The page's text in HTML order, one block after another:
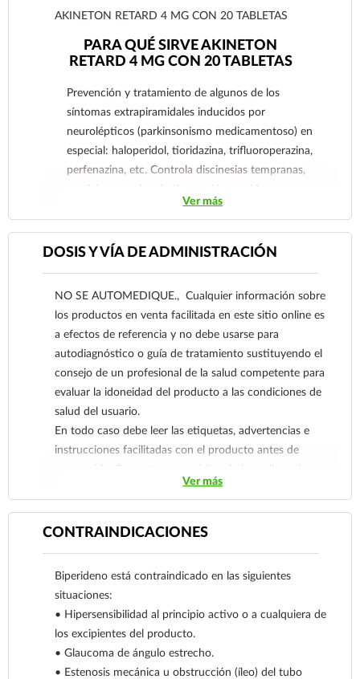
AKINETON RETARD 4 MG CON 20 TABLETAS
PARA QUÉ SIRVE AKINETON
RETARD 4 MG CON 20 TABLETAS
Prevención y tratamiento de algunos de los
síntomas extrapiramidales inducidos por
neurolépticos (parkinsonismo medicamentoso) en
especial: haloperidol, tioridazina, trifluoroperazina,
perfenazina, etc. Controla discinesias tempranas,
acatisia y estados de tipo parkinsonoide.
Enfermedad de Parkinson y síndromes
manifiestan con rigidez y temblor.
Ver más
DOSIS Y VÍA DE ADMINISTRACIÓN
NO SE AUTOMEDIQUE., Cualquier información sobre
los productos en venta facilitada en este sitio online es
a efectos de referencia y no debe usarse para
autodiagnóstico o guía de tratamiento sustituyendo el
consejo de un profesional de la salud competente para
evaluar la idoneidad del producto a las condiciones de
salud del usuario.
En todo caso debe leer las etiquetas, advertencias e
instrucciones facilitadas con el producto antes de
consumirlo. Contacte a su médico de inmediato si
sospecha que tiene un problema de salud.
Ver más
CONTRAINDICACIONES
Biperideno está contraindicado en las siguientes
situaciones:
• Hipersensibilidad al principio activo o a cualquiera de
los excipientes del producto.
• Glaucoma de ángulo estrecho.
• Estenosis mecánica u obstrucción (íleo) del tubo